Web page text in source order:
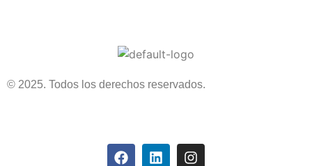
© 2025. Todos los derechos reservados.